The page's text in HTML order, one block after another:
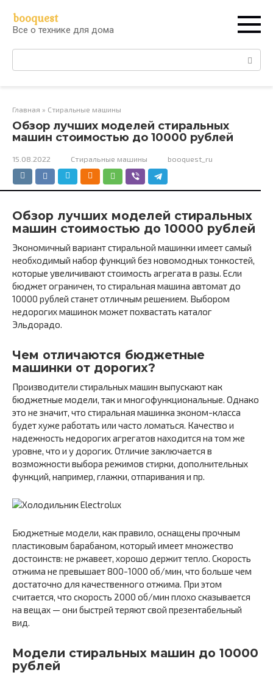
контенту
booquest
Все о технике для дома
Поиск:
Главная » Стиральные машины
Обзор лучших моделей стиральных
машин стоимостью до 10000 рублей
15.08.2022 Стиральные машины booquest_ru
Обзор лучших моделей стиральных
машин стоимостью до 10000 рублей
Экономичный вариант стиральной машинки имеет самый
необходимый набор функций без новомодных тонкостей,
которые увеличивают стоимость агрегата в разы. Если
бюджет ограничен, то стиральная машина автомат до
10000 рублей станет отличным решением. Выбором
недорогих машинок может похвастать каталог
Эльдорадо.
Чем отличаются бюджетные
машинки от дорогих?
Производители стиральных машин выпускают как
бюджетные модели, так и многофункциональные. Однако
это не значит, что стиральная машинка эконом-класса
будет хуже работать или часто ломаться. Качество и
надежность недорогих агрегатов находится на том же
уровне, что и у дорогих. Отличие заключается в
возможности выбора режимов стирки, дополнительных
функций, например, глажки, отпаривания и пр.
Бюджетные модели, как правило, оснащены прочным
пластиковым барабаном, который имеет множество
достоинств: не ржавеет, хорошо держит тепло. Скорость
отжима не превышает 800-1000 об/мин, что больше чем
достаточно для качественного отжима. При этом
считается, что скорость 2000 об/мин плохо сказывается
на вещах — они быстрей теряют свой презентабельный
вид.
Модели стиральных машин до 10000
рублей